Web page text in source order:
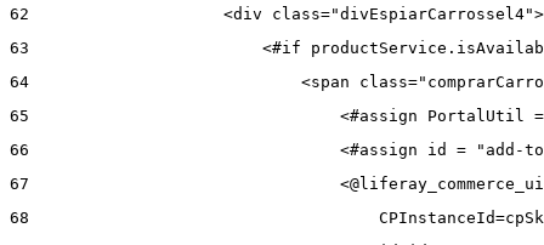
62
<div
63
<#if
64
<span
65
<#assign PortalUtil
66
<#assign id = "add-
67
68